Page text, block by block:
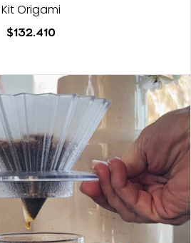
Kit Origami
$132.410